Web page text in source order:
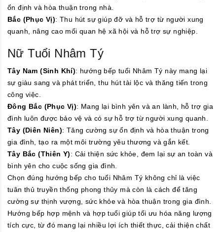
ổn định và hòa thuận trong nhà.
Bắc (Phục Vị): Thu hút sự giúp đỡ và hỗ trợ từ người xung
quanh, nâng cao mối quan hệ xã hội và hỗ trợ sự nghiệp.
Nữ Tuổi Nhâm Tý
Tây Nam (Sinh Khí): hướng bếp tuổi Nhâm Tý này mang lại
sự giàu sang và phát triển, thu hút tài lộc và thăng tiến trong
công việc.
Đông Bắc (Phục Vị): Mang lại bình yên và an lành, hỗ trợ gia
đình luôn được bảo vệ và có sự hỗ trợ từ người xung quanh.
Tây (Diên Niên): Tăng cường sự ổn định và hòa thuận trong
gia đình, tạo ra một môi trường yêu thương và gắn kết.
Tây Bắc (Thiên Y): Cải thiện sức khỏe, đem lại sự an toàn và
bình yên cho cuộc sống gia đình.
Chọn đúng hướng bếp cho tuổi Nhâm Tý không chỉ là việc
tuân thủ truyền thống phong thủy mà còn là cách để tăng
cường sự thịnh vượng, sức khỏe và hòa thuận trong gia đình.
Hướng bếp hợp mệnh và hợp tuổi giúp tối ưu hóa năng lượng
tích cực, từ đó mang lại nhiều lợi ích thiết thực, cải thiện chất